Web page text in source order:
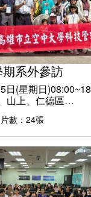
亮眼:
宗武同學獲獎
部由楊尚憲同學獲
班由黃永盛同學代
懈與追求卓越的精
畢業生郭冠霖同學
獲代表科技管理學
學位證書。這份
徵科技管理學系
學習的精神，將在
公共服務，以實際
。此次代表本系站
光彩，也進一步
中大學深耕在地、
系外參訪
日(星期日
山上、仁德區
文化資產保存與
認識基礎建設之科
。
經營模式，探討品
以及藝術與科技之
展趨勢。
數：24張